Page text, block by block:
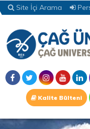
Site İçi Arama
Kalite Bülteni